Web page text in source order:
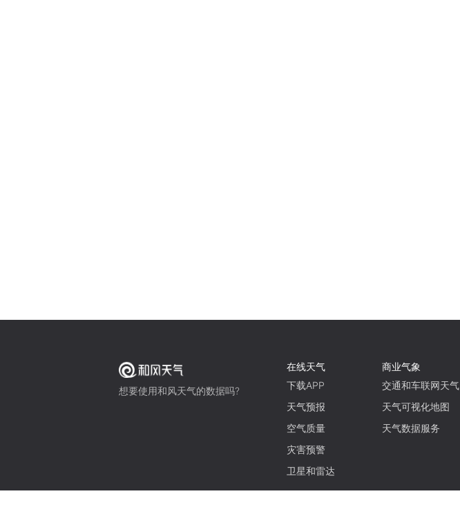
想要使用和风天气的数据吗?
在线天气
下载APP
天气预报
空气质量
灾害预警
卫星和雷达
商业气象
交通和车联网天气
天气可视化地图
天气数据服务